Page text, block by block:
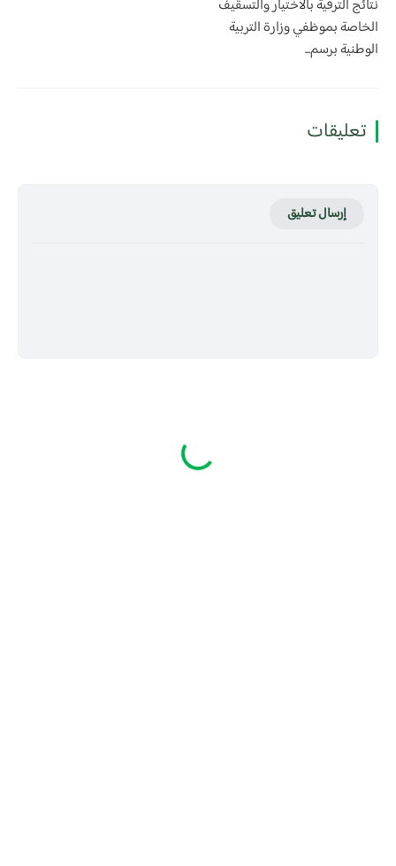
​نتائج الترقية بالاختيار والتسقيف
الخاصة بموظفي وزارة التربية
الوطنية برسم...
تعليقات
إرسال تعليق